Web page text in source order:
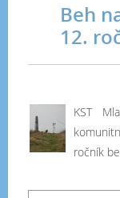
Beh
12.
KST
ročník